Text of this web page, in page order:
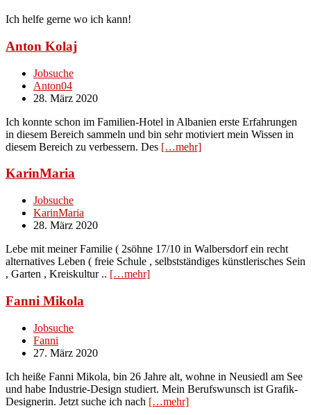
Ich helfe gerne wo ich kann!
Anton Kolaj
Jobsuche
Anton04
28. März 2020
Ich konnte schon im Familien-Hotel in Albanien erste Erfahrungen
in diesem Bereich sammeln und bin sehr motiviert mein Wissen in
diesem Bereich zu verbessern. Des […mehr]
KarinMaria
Jobsuche
KarinMaria
28. März 2020
Lebe mit meiner Familie ( 2söhne 17/10 in Walbersdorf ein recht
alternatives Leben ( freie Schule , selbstständiges künstlerisches Sein
, Garten , Kreiskultur .. […mehr]
Fanni Mikola
Jobsuche
Fanni
27. März 2020
Ich heiße Fanni Mikola, bin 26 Jahre alt, wohne in Neusiedl am See
und habe Industrie-Design studiert. Mein Berufswunsch ist Grafik-
Designerin. Jetzt suche ich nach […mehr]